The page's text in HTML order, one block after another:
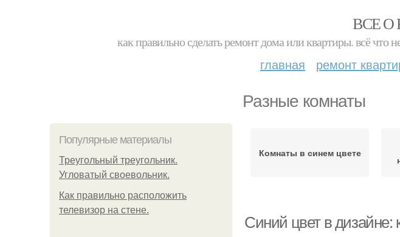
ВСЕ О
как правильно сделать ремонт дома или квартиры. всё
главная ремонт
Разные комнаты
Популярные материалы
Треугольный треугольник.
Угловатый своевольник.
Как правильно расположить
телевизор на стене.
Комнаты в синем цвете
Синий цвет в дизайне: